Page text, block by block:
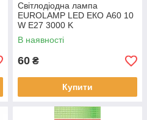
Світлодіодна лампа
EUROLAMP LED ЕКО A60 10
W E27 3000 K
В наявності
60 ₴
Купити